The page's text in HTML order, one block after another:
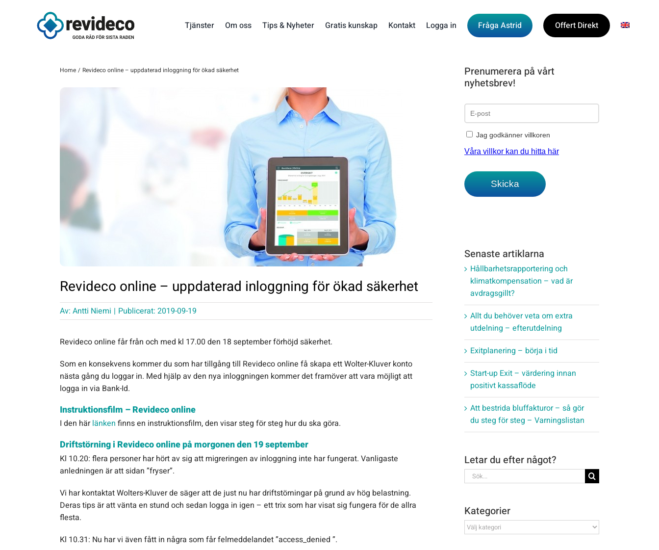
Tjänster Om oss Tips & Nyheter Gratis kunskap Kontakt Fråga Astrid Offert Direkt
Logga in
Home Revideco online – uppdaterad inloggning för ökad säkerhet
Revideco online – uppdaterad inloggning för ökad säkerhet
Av: Antti Niemi | Publicerat: 2019-09-19
Revideco online får från och med kl 17.00 den 18 september förhöjd säkerhet.
Som en konsekvens kommer du som har tillgång till Revideco online få skapa ett Wolter-Kluver konto
nästa gång du loggar in. Med hjälp av den nya inloggningen kommer det framöver att vara möjligt att
logga in via Bank-Id.
Instruktionsfilm – Revideco online
I den härlänken finns en instruktionsfilm, den visar steg för steg hur du ska göra.
Driftstörning i Revideco online på morgonen den 19 september
Kl 10.20: flera personer har hört av sig att migreringen av inloggning inte har fungerat. Vanligaste
anledningen är att sidan ”fryser”.
Vi har kontaktat Wolters-Kluver de säger att de just nu har driftstörningar på grund av hög belastning.
Deras tips är att vänta en stund och sedan logga in igen – ett trix som har visat sig fungera för de allra
flesta.
Kl 10.31: Nu har vi även fått in några som får felmeddelandet ”access_denied ”.
Prenumerera på vårt
nyhetsbrev!
Senaste artiklarna
Hållbarhetsrapportering och
klimatkompensation – vad är
avdragsgillt?
Allt du behöver veta om extra
utdelning – efterutdelning
Exitplanering – börja i tid
Start-up Exit – värdering innan
positivt kassaflöde
Att bestrida bluffakturor – så gör
du steg för steg – Varningslistan
Letar du efter något?
Sök
efter:
Kategorier
Kategorier